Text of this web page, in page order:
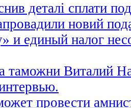
деталі сплати
новий
и единый налог
таможни Виталий
провести